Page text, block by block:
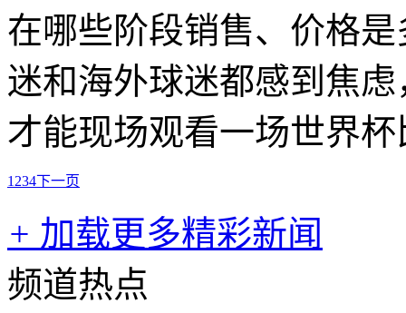
在哪些阶段销售、价格
迷和海外球迷都感到焦
才能现场观看一场世界杯
1 234下一页
+ 加载更多精彩新闻
频道热点